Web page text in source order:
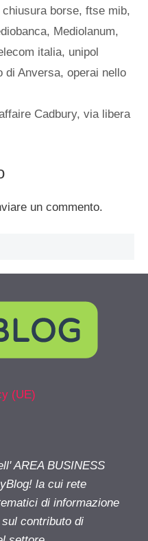
chiusura borse,ftse mib,
, Mediolanum,
italia, unipol
di Anversa, operai nello
Cadbury, via libera
un commento.
(UE)
AREA BUSINESS
la cui rete
di informazione
contributo di